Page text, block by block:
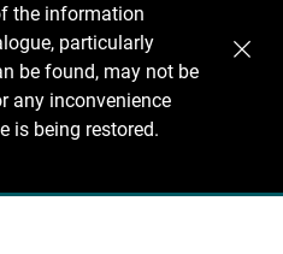
the information
particularly
be found, may not be
any inconvenience
is being restored.